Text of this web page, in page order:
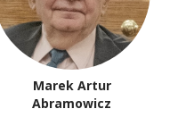
Marek Artur
Abramowicz